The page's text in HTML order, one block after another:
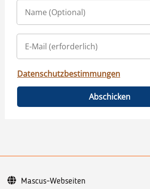
Datenschutzbestimmungen
Abschicken
Mascus-Webseiten